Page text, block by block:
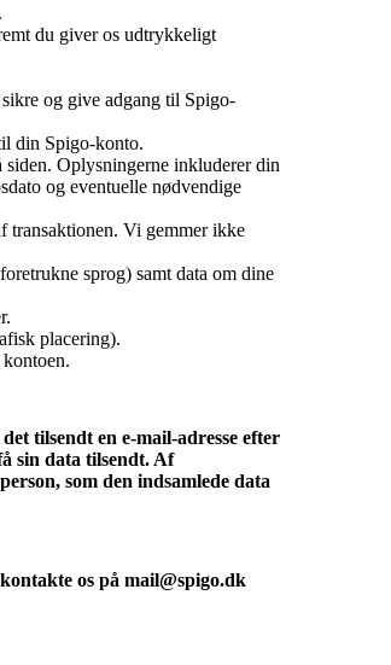
du giver os udtrykkeligt
og give adgang til Spigo-
din Spigo-konto.
Oplysningerne inkluderer din
og eventuelle nødvendige
transaktionen. Vi gemmer ikke
sprog) samt data om dine
placering).
tilsendt en e-mail-adresse efter
sin data tilsendt. Af
som den indsamlede data
os på mail@spigo.dk